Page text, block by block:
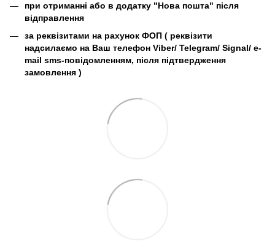
при отриманні або в додатку "Нова пошта" після
відправлення
за реквізитами на рахунок ФОП ( реквізити
надсилаємо на Ваш телефон Viber/ Telegram/ Signal/ e-
mail sms-повідомленням, після підтвердження
замовлення )